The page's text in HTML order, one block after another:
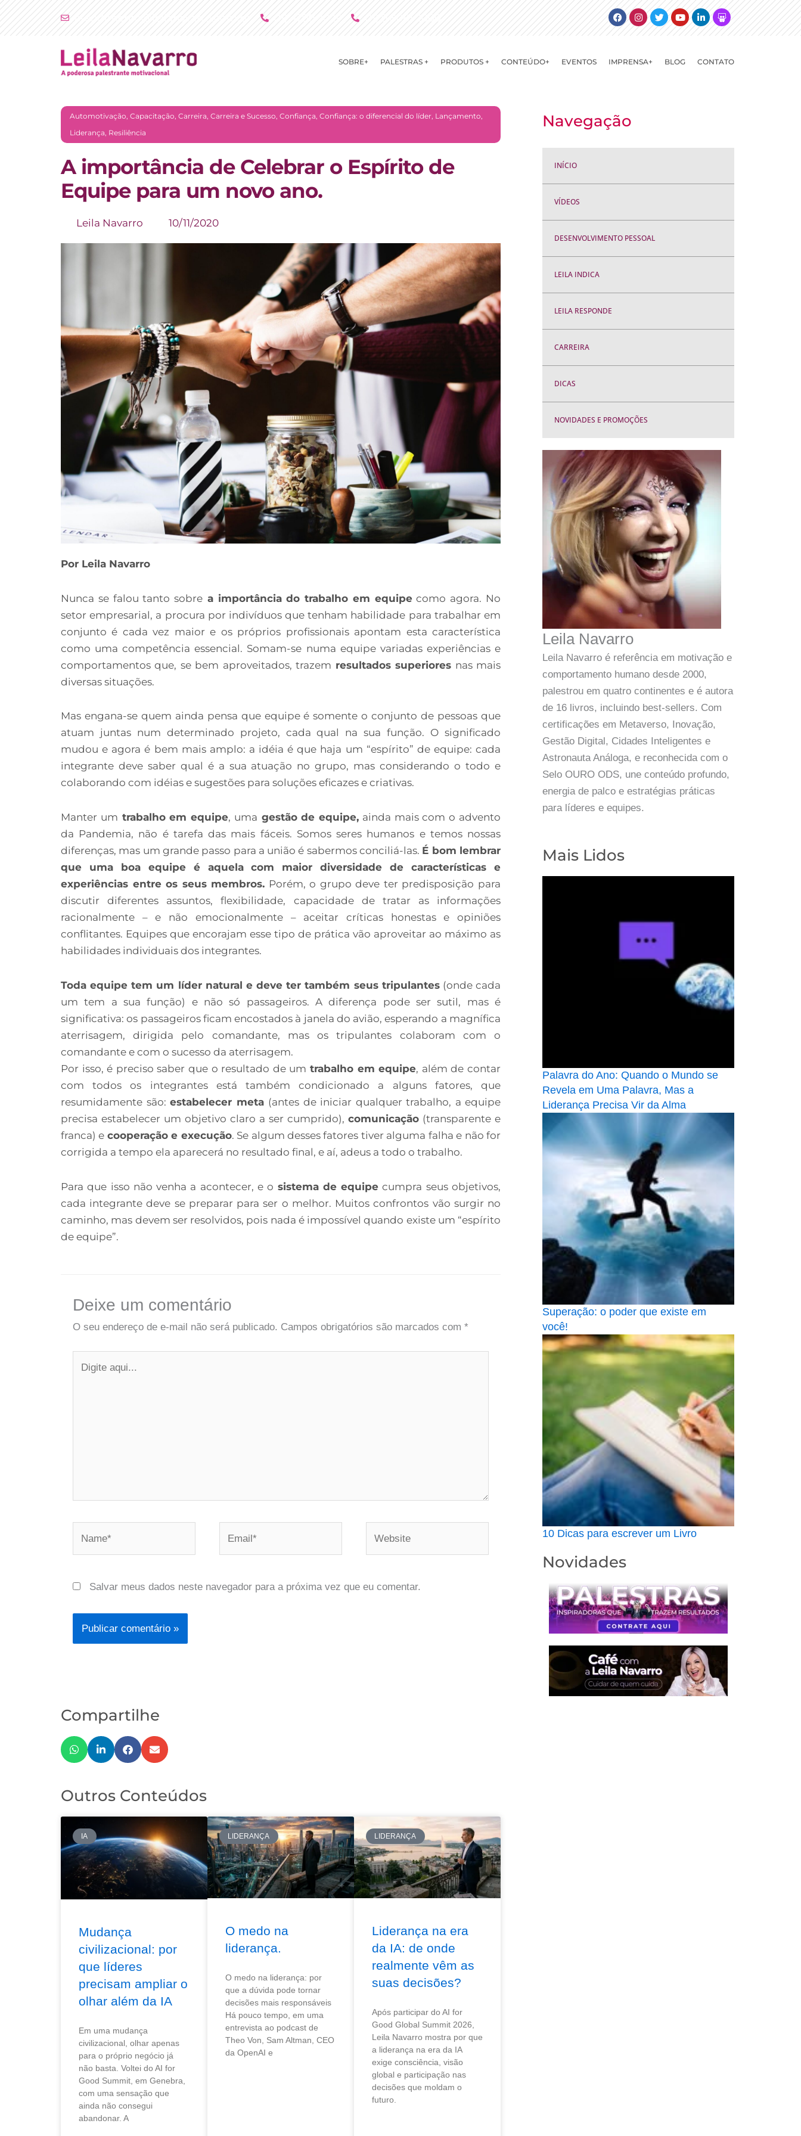
FacebookInstagram
TwitterYoutubeLinkedinSlideshare
SOBRE+ PALESTRAS + PRODUTOS + CONTEÚDO+ EVENTOS IMPRENSA+ BLOG CONTATO
Automotivação, Capacitação, Carreira, Carreira e Sucesso, Confiança, Confiança: o diferencial do líder, Lançamento,
Liderança, Resiliência
A importância de Celebrar o Espírito de
Equipe para um novo ano.
Leila Navarro 10/11/2020
Por Leila Navarro
Nunca se falou tanto sobre a importância do trabalho em equipecomo agora. No
setor empresarial, a procura por indivíduos que tenham habilidade para trabalhar em
conjunto é cada vez maior e os próprios profissionais apontam esta característica
como uma competência essencial. Somam-se numa equipe variadas experiências e
comportamentos que, se bem aproveitados, trazem resultados superiores nas mais
diversas situações.
Mas engana-se quem ainda pensa que equipe é somente o conjunto de pessoas que
atuam juntas num determinado projeto, cada qual na sua função. O significado
mudou e agora é bem mais amplo: a idéia é que haja um “espírito” de equipe: cada
integrante deve saber qual é a sua atuação no grupo, mas considerando o todo e
colaborando com idéias e sugestões para soluções eficazes e criativas.
Manter um trabalho em equipe, uma gestão de equipe, ainda mais com o advento
da Pandemia, não é tarefa das mais fáceis. Somos seres humanos e temos nossas
diferenças, mas um grande passo para a união é sabermos conciliá-las. É bom lembrar
que uma boa equipe é aquela com maior diversidade de características e
experiências entre os seus membros. Porém, o grupo deve ter predisposição para
discutir diferentes assuntos, flexibilidade, capacidade de tratar as informações
racionalmente – e não emocionalmente – aceitar críticas honestas e opiniões
conflitantes. Equipes que encorajam esse tipo de prática vão aproveitar ao máximo as
habilidades individuais dos integrantes.
Toda equipe tem um líder natural e deve ter também seus tripulantes(onde cada
um tem a sua função) e não só passageiros. A diferença pode ser sutil, mas é
significativa: os passageiros ficam encostados à janela do avião, esperando a magnífica
aterrisagem, dirigida pelo comandante, mas os tripulantes colaboram com o
comandante e com o sucesso da aterrisagem.
Por isso, é preciso saber que o resultado de um trabalho em equipe, além de contar
com todos os integrantes está também condicionado a alguns fatores, que
resumidamente são: estabelecer meta (antes de iniciar qualquer trabalho, a equipe
precisa estabelecer um objetivo claro a ser cumprido), comunicação (transparente e
franca) e cooperação e execução. Se algum desses fatores tiver alguma falha e não for
corrigida a tempo ela aparecerá no resultado final, e aí, adeus a todo o trabalho.
Para que isso não venha a acontecer, e o sistema de equipe cumpra seus objetivos,
cada integrante deve se preparar para ser o melhor. Muitos confrontos vão surgir no
caminho, mas devem ser resolvidos, pois nada é impossível quando existe um “espírito
de equipe”.
Deixe um comentário
O seu endereço de e-mail não será publicado. Campos obrigatórios são marcados com *
aqui...
Salvar meus dados neste navegador para a próxima vez que eu comentar.
Compartilhe
Outros Conteúdos
IA
Mudança
civilizacional: por
que líderes
precisam ampliar o
olhar além da IA
Em uma mudança
civilizacional, olhar apenas
para o próprio negócio já
não basta. Voltei do AI for
Good Summit, em Genebra,
com uma sensação que
ainda não consegui
abandonar. A
LIDERANÇA
O medo na
liderança.
O medo na liderança: por
que a dúvida pode tornar
decisões mais responsáveis
Há pouco tempo, em uma
entrevista ao podcast de
Theo Von, Sam Altman, CEO
da OpenAI e
LIDERANÇA
Liderança na era
da IA: de onde
realmente vêm as
suas decisões?
Após participar do AI for
Good Global Summit 2026,
Leila Navarro mostra por que
a liderança na era da IA
exige consciência, visão
global e participação nas
decisões que moldam o
futuro.
Navegação
INÍCIO
VÍDEOS
DESENVOLVIMENTO PESSOAL
LEILA INDICA
LEILA RESPONDE
CARREIRA
DICAS
NOVIDADES E PROMOÇÕES
Leila Navarro
Leila Navarro é referência em motivação e
comportamento humano desde 2000,
palestrou em quatro continentes e é autora
de 16 livros, incluindo best-sellers. Com
certificações em Metaverso, Inovação,
Gestão Digital, Cidades Inteligentes e
Astronauta Análoga, e reconhecida com o
Selo OURO ODS, une conteúdo profundo,
energia de palco e estratégias práticas
para líderes e equipes.
Mais Lidos
Palavra do Ano: Quando o Mundo se
Revela em Uma Palavra, Mas a
Liderança Precisa Vir da Alma
Superação: o poder que existe em
você!
10 Dicas para escrever um Livro
Novidades